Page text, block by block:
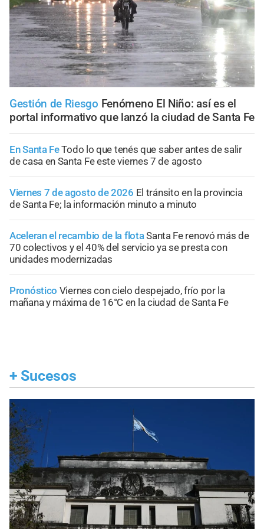
Gestión de Riesgo Fenómeno El Niño: así es el
portal informativo que lanzó la ciudad de Santa Fe
En Santa FeTodo lo que tenés que saber antes de salir
de casa en Santa Fe este viernes 7 de agosto
Viernes 7 de agosto de 2026 El tránsito en la provincia
de Santa Fe; la información minuto a minuto
Aceleran el recambio de la flotaSanta Fe renovó más de
70 colectivos y el 40% del servicio ya se presta con
unidades modernizadas
Pronóstico Viernes con cielo despejado, frío por la
mañana y máxima de 16°C en la ciudad de Santa Fe
+ Sucesos